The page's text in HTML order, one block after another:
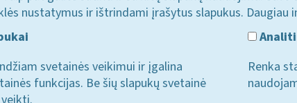
nustatymus ir ištrindami įrašytus slapukus. Daugiau
svetainės veikimui ir įgalina
funkcijas. Be šių slapukų svetainė
Renka